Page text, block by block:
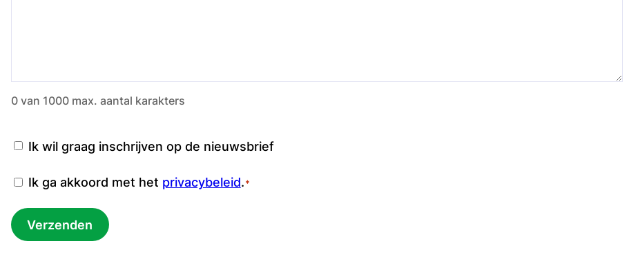
0 van 1000 max. aantal karakters
Nieuwsbrief
Ik wil graag inschrijven op de nieuwsbrief
Instemming
Ik ga akkoord met het privacybeleid.*